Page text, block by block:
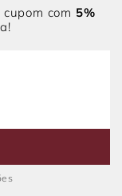
com 5%